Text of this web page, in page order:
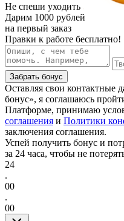
Не спеши уходить
Дарим 1000 рублей
на первый заказ
Правки к работе бесплатно!
Забрать бонус
Оставляя свои контактные
бонус», я соглашаюсь
Платформе, принимаю
соглашения и Политики
заключения соглашения.
Успей получить бонус и
за 24 часа, чтобы не
24
.
00
.
00